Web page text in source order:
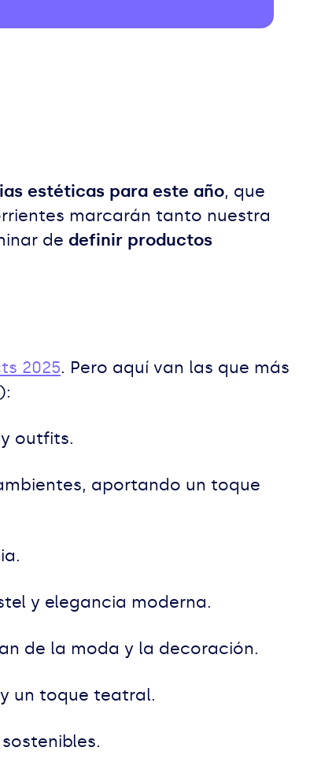
estéticas para este año, que
marcarán tanto nuestra
de definir productos
2025. Pero aquí van las que más
outfits.
aportando un toque
y elegancia moderna.
de la moda y la decoración.
un toque teatral.